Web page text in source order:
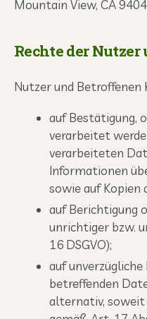
Mountain View, CA
Rechte der
Nutzer und Betroffenen
auf Bestätigung,
verarbeitet
verarbeiteten
Informationen
sowie auf Kopien
auf Berichtigung
unrichtiger bzw.
16 DSGVO);
auf unverzügliche
betreffenden
alternativ, soweit